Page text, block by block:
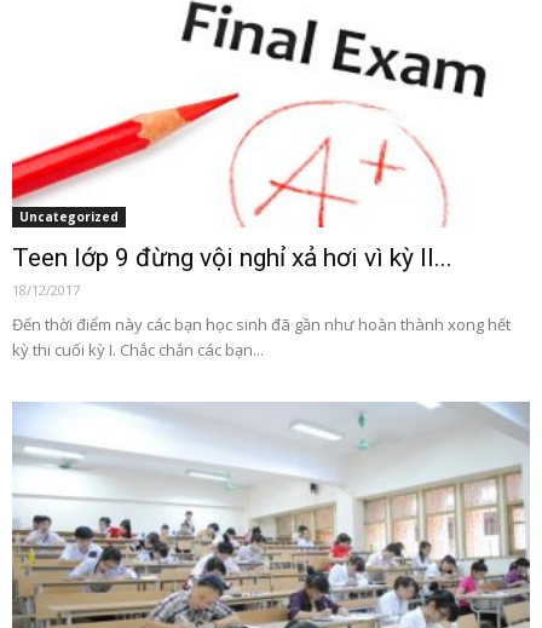
Uncategorized
Teen lớp 9 đừng vội nghỉ xả hơi vì kỳ II...
18/12/2017
Đến thời điểm này các bạn học sinh đã gần như hoàn thành xong hết
kỳ thi cuối kỳ I. Chắc chắn các bạn...